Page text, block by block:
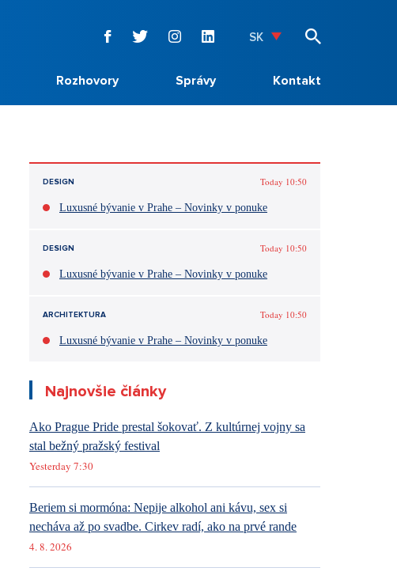
SK
Rozhovory Správy Kontakt
DESIGN Today 10:50
Luxusné bývanie v Prahe – Novinky v ponuke
DESIGN Today 10:50
Luxusné bývanie v Prahe – Novinky v ponuke
ARCHITEKTURA Today 10:50
Luxusné bývanie v Prahe – Novinky v ponuke
Najnovšie články
Ako Prague Pride prestal šokovať. Z kultúrnej vojny sa
stal bežný pražský festival
Yesterday 7:30
Beriem si mormóna: Nepije alkohol ani kávu, sex si
necháva až po svadbe. Cirkev radí, ako na prvé rande
4. 8. 2026